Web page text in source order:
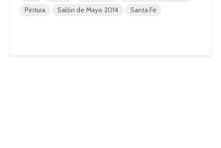
Pintura
Salón de Mayo 2014 Santa Fe